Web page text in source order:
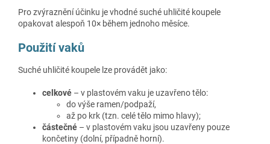
Pro zvýraznění účinku je vhodné suché uhličité koupele
opakovat alespoň 10× během jednoho měsíce.
Použití vaků
Suché uhličité koupele lze provádět jako:
celkové – v plastovém vaku je uzavřeno tělo:
do výše ramen/podpaží,
až po krk (tzn. celé tělo mimo hlavy);
částečné – v plastovém vaku jsou uzavřeny pouze
končetiny (dolní, případně horní).